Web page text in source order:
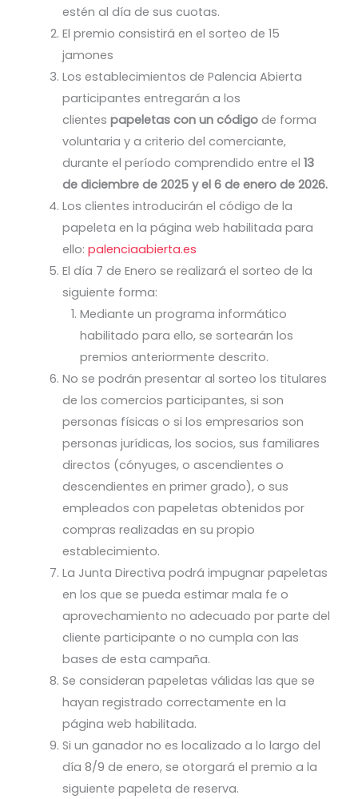
estén al día de sus cuotas.
El premio consistirá en el sorteo de 15
jamones
Los establecimientos de Palencia Abierta
participantes entregarán a los
clientespapeletas con un códigode forma
voluntaria y a criterio del comerciante,
durante el período comprendido entre el13
de diciembre de 2025 y el 6 de enero de 2026.
Los clientes introducirán el código de la
papeleta en la página web habilitada para
ello:palenciaabierta.es
El día 7 de Enero se realizará el sorteo de la
siguiente forma:
Mediante un programa informático
habilitado para ello, se sortearán los
premios anteriormente descrito.
No se podrán presentar al sorteo los titulares
de los comercios participantes, si son
personas físicas o si los empresarios son
personas jurídicas, los socios, sus familiares
directos (cónyuges, o ascendientes o
descendientes en primer grado), o sus
empleados con papeletas obtenidos por
compras realizadas en su propio
establecimiento.
La Junta Directiva podrá impugnar papeletas
en los que se pueda estimar mala fe o
aprovechamiento no adecuado por parte del
cliente participante o no cumpla con las
bases de esta campaña.
Se consideran papeletas válidas las que se
hayan registrado correctamente en la
página web habilitada.
Si un ganador no es localizado a lo largo del
día 8/9 de enero, se otorgará el premio a la
siguiente papeleta de reserva.